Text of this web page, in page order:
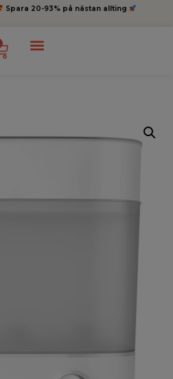
Spara 20-93% på nästan allting